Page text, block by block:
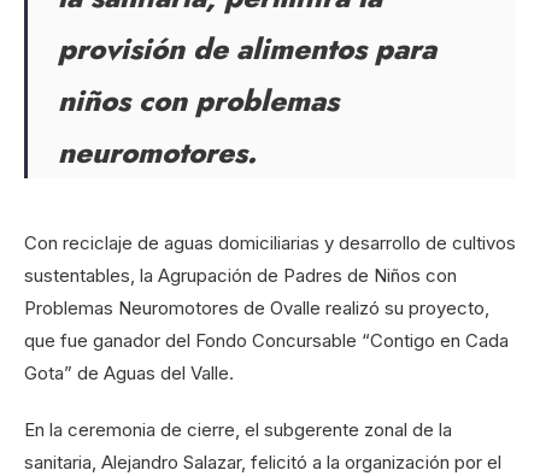
provisión de alimentos para
niños con problemas
neuromotores.
Con reciclaje de aguas domiciliarias y desarrollo de cultivos
sustentables, la Agrupación de Padres de Niños con
Problemas Neuromotores de Ovalle realizó su proyecto,
que fue ganador del Fondo Concursable “Contigo en Cada
Gota” de Aguas del Valle.
En la ceremonia de cierre, el subgerente zonal de la
sanitaria, Alejandro Salazar, felicitó a la organización por el